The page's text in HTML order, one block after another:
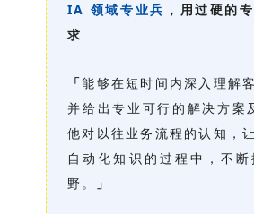
IA 领域专业兵 ，用过硬的
求
「能够在短时间内深入理解
并给出专业可行的解决方案
他对以往业务流程的认知，
自动化知识的过程中，不
野。
」